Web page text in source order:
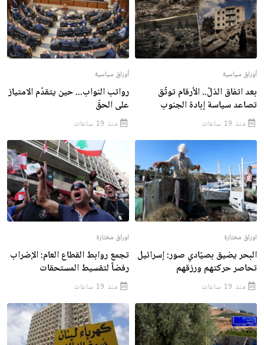
أوراق سياسية
بعد اتفاق الذلّ.. الأرقام توثّق
تصاعد سياسة إبادة الجنوب
منذ 19 ساعات
أوراق سياسية
رواتب النواب... حين يتقدّم الامتياز
على الحقّ
منذ 19 ساعات
اوراق مختارة
البحر يضيق بصيّادي صور: إسرائيل
تحاصر حركتهم ورزقهم
منذ 19 ساعات
اوراق مختارة
تجمع روابط القطاع العام: الإضراب
رفضاً لتقسيط المستحقات
منذ 19 ساعات